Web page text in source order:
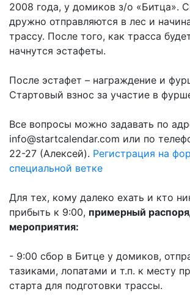
2008 года, у домиков з/о «Битца».
дружно отправляются в лес и
трассу. После того, как трасса
начнутся эстафеты.
После эстафет – награждение и
Стартовый взнос за участие в
Все вопросы можно задавать по
info@startcalendar.com или по
22-27 (Алексей). Регистрация на
специальной ветке
Для тех, кому далеко ехать и кто
прибыть к 9:00, примерный
мероприятия:
- 9:00 сбор в Битце у домиков,
тазиками, лопатами и т.п. к месту
старта для подготовки трассы.